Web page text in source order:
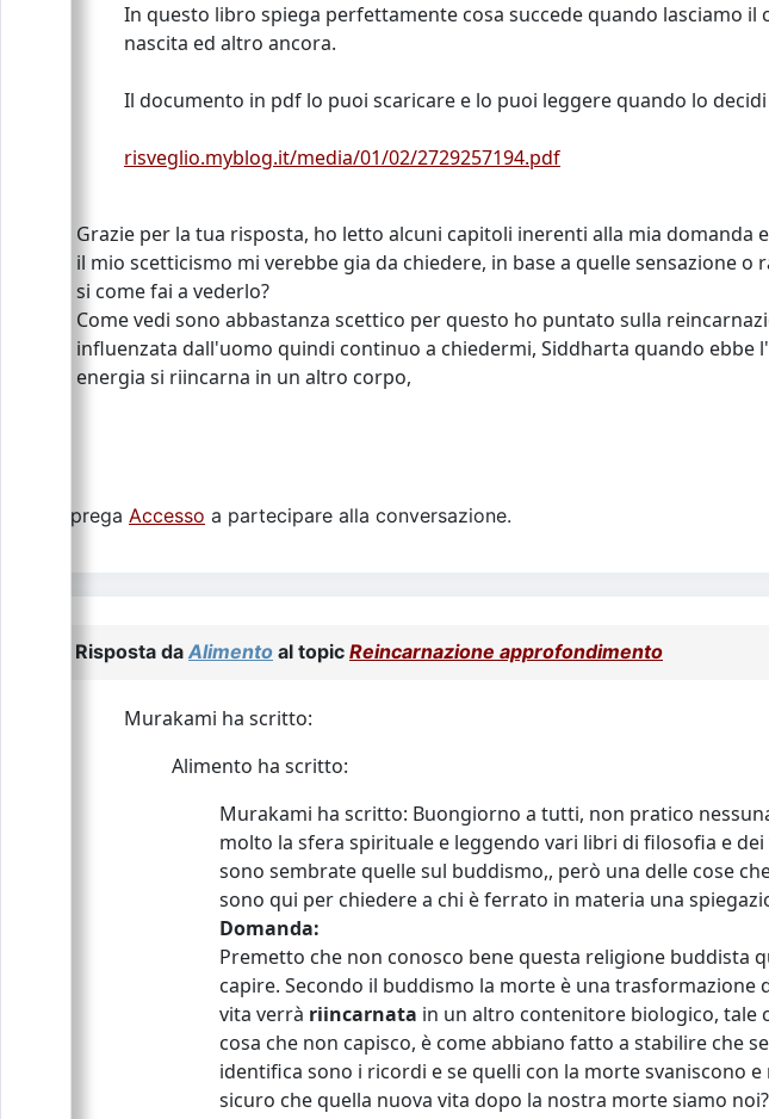
In questo libro spiega perfettamente cosa succede quando lasciamo
nascita ed altro ancora.
Il documento in pdf lo puoi scaricare e lo puoi leggere quando lo
risveglio.myblog.it/media/01/02/2729257194.pdf
Grazie per la tua risposta, ho letto alcuni capitoli inerenti alla mia
il mio scetticismo mi verebbe gia da chiedere, in base a quelle sensazione
si come fai a vederlo?
Come vedi sono abbastanza scettico per questo ho puntato sulla
influenzata dall'uomo quindi continuo a chiedermi, Siddharta quando
energia si riincarna in un altro corpo,
Si prega Accesso a partecipare alla conversazione.
Risposta da Alimento al topic Reincarnazione approfondimento
Murakami ha scritto:
Alimento ha scritto:
Murakami ha scritto: Buongiorno a tutti, non pratico
molto la sfera spirituale e leggendo vari libri di filosofia e
sono sembrate quelle sul buddismo,, però una delle cose
sono qui per chiedere a chi è ferrato in materia una
Domanda:
Premetto che non conosco bene questa religione buddista
capire. Secondo il buddismo la morte è una
vita verrà riincarnata in un altro contenitore biologico, tale
cosa che non capisco, è come abbiano fatto a stabilire che
identifica sono i ricordi e se quelli con la morte svaniscono
sicuro che quella nuova vita dopo la nostra morte siamo